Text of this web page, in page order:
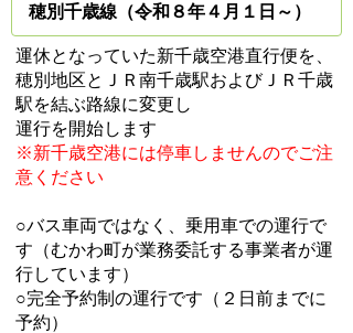
穂別千歳線（令和８年４月１日～）
運休となっていた新千歳空港直行便を、
穂別地区とＪＲ南千歳駅およびＪＲ千歳
駅を結ぶ路線に変更 し
運行を開始します
※新千歳空港には停車しませんのでご注
意ください
○バス車両ではなく、乗用車での運行で
す（むかわ町が業務委託する事業者が運
行しています）
○完全予約制の運行です（２日前までに
予約）